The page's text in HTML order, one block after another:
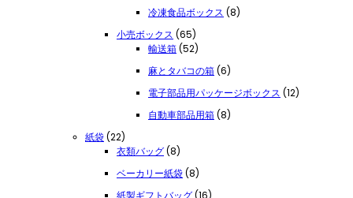
冷凍食品ボックス 88
小売ボックス 6565
個
商
品
輸送箱 5252
の
商
麻とタバコの箱 66
の
商
電子部品用パッケージボックス 1212
自動車部品用箱 88
紙袋 2222
個
商
品
衣類バッグ 88
の
商
ベーカリー紙袋 88
個
16